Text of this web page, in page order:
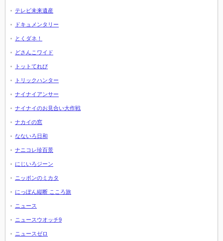
テレビ未来遺産
ドキュメンタリー
とくダネ！
どさんこワイド
トットてれび
トリックハンター
ナイナイアンサー
ナイナイのお見合い大作戦
ナカイの窓
なないろ日和
ナニコレ珍百景
にじいろジーン
ニッポンのミカタ
にっぽん縦断 こころ旅
ニュース
ニュースウオッチ9
ニュースゼロ